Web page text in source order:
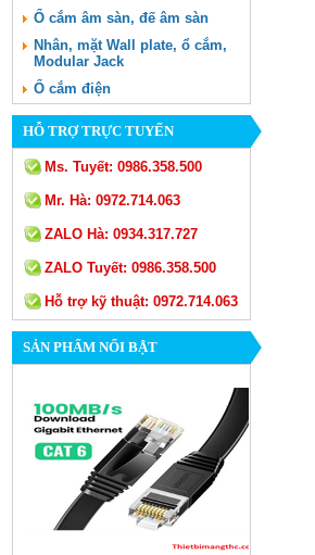
Ổ cắm âm sàn, đế âm sàn
Nhân, mặt Wall plate, ổ cắm,
Modular Jack
Ổ cắm điện
HỖ TRỢ TRỰC TUYẾN
Ms. Tuyết: 0986.358.500
Mr. Hà: 0972.714.063
ZALO Hà: 0934.317.727
ZALO Tuyết: 0986.358.500
Hỗ trợ kỹ thuật: 0972.714.063
SẢN PHẨM NỔI BẬT